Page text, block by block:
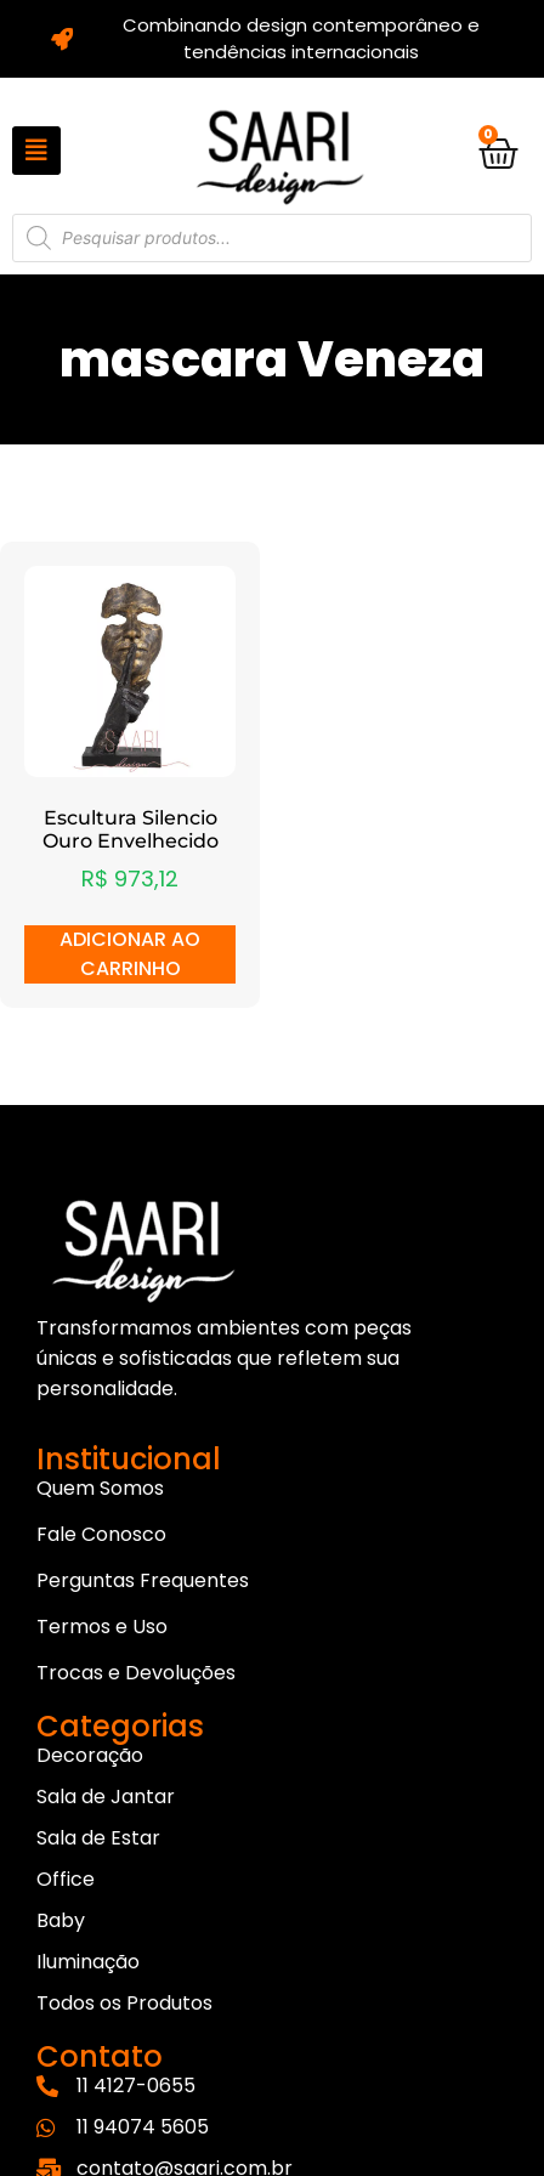
Combinando design contemporâneo e
tendências internacionais
0
mascara Veneza
Escultura Silencio
Ouro Envelhecido
R$ 973,12
ADICIONAR AO
CARRINHO
Transformamos ambientes com peças
únicas e sofisticadas que refletem sua
personalidade.
Institucional
Quem Somos
Fale Conosco
Perguntas Frequentes
Termos e Uso
Trocas e Devoluções
Categorias
Decoração
Sala de Jantar
Sala de Estar
Office
Baby
Iluminação
Todos os Produtos
Contato
11 4127-0655
11 94074 5605
contato@saari.com.br